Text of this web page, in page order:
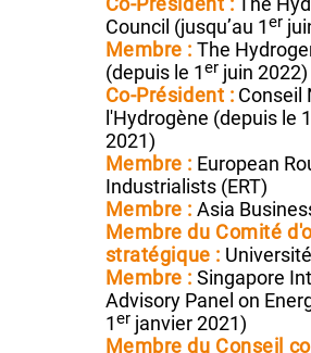
Membre du Conseil de
Surveillance : Siemens
(membre du Comité de
Co‑Président : The
Council(jusqu’au 1er
Membre : The
(depuis le 1
Co‑Président :Conseil
l'Hydrogène (depuis le
2021)
Membre :European
Industrialists (ERT)
Membre : Asia
Membre du Comité
stratégique :Université